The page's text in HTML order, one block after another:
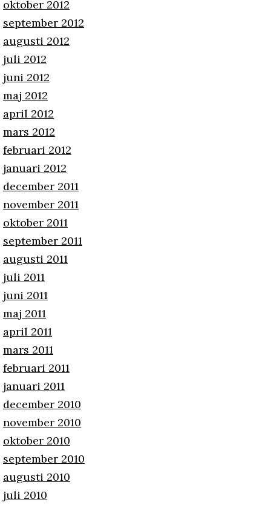
oktober 2012
september 2012
augusti 2012
juli 2012
juni 2012
maj 2012
april 2012
mars 2012
februari 2012
januari 2012
december 2011
november 2011
oktober 2011
september 2011
augusti 2011
juli 2011
juni 2011
maj 2011
april 2011
mars 2011
februari 2011
januari 2011
december 2010
november 2010
oktober 2010
september 2010
augusti 2010
juli 2010